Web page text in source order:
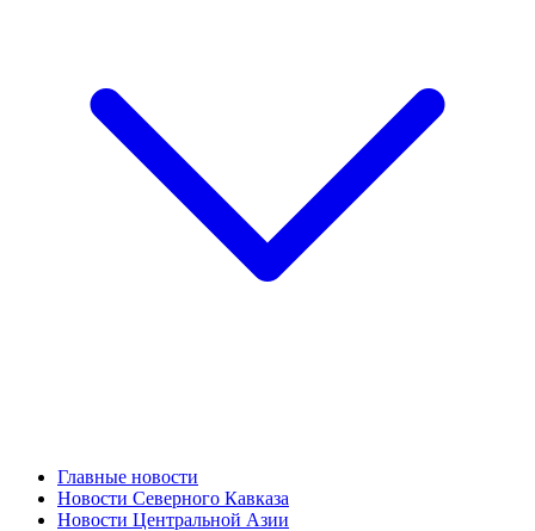
Главные новости
Новости Северного Кавказа
Новости Центральной Азии